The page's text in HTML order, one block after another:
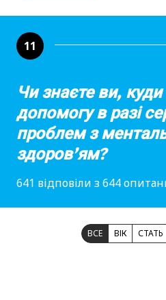
11
Чи знаєте ви,
допомогу в разі
проблем з
здоров’ям?
641 відповіли з 644
ВСЕ ВІК СТАТЬ